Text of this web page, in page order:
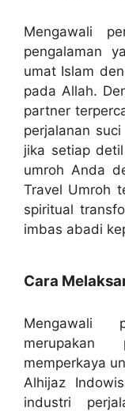
Mengawali
pengalaman
umat Islam
pada Allah.
partner
perjalanan
jika setiap
umroh Anda
Travel Umroh
spiritual
imbas abadi
Cara
Mengawali
merupakan
memperkaya
Alhijaz
industri